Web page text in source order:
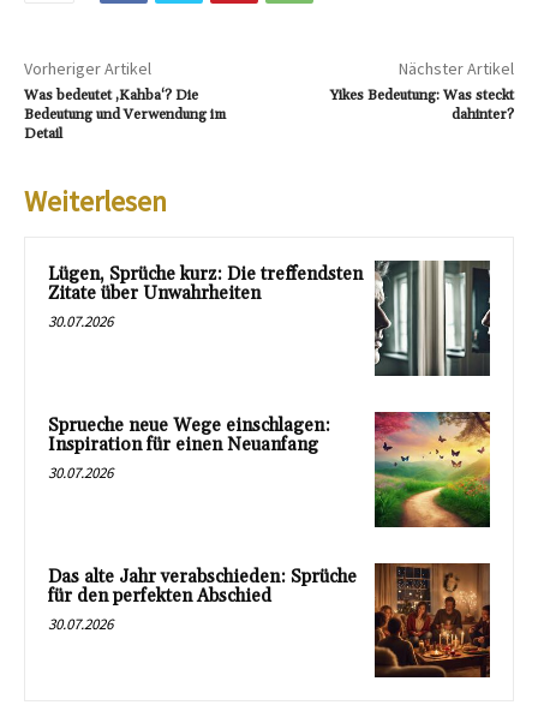
Vorheriger Artikel
Was bedeutet ‚Kahba‘? Die
Bedeutung und Verwendung im
Detail
Nächster Artikel
Yikes Bedeutung: Was steckt
dahinter?
Weiterlesen
Lügen, Sprüche kurz: Die treffendsten
Zitate über Unwahrheiten
30.07.2026
Sprueche neue Wege einschlagen:
Inspiration für einen Neuanfang
30.07.2026
Das alte Jahr verabschieden: Sprüche
für den perfekten Abschied
30.07.2026